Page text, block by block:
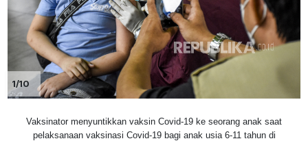
1/10
Vaksinator menyuntikkan vaksin Covid-19 ke seorang anak saat
pelaksanaan vaksinasi Covid-19 bagi anak usia 6-11 tahun di